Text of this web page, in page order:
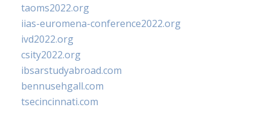
taoms2022.org
iias-euromena-conference2022.org
ivd2022.org
csity2022.org
ibsarstudyabroad.com
bennusehgall.com
tsecincinnati.com